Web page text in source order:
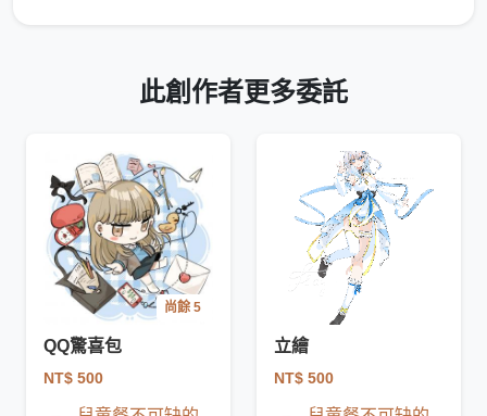
此創作者更多委託
尚餘 5
QQ驚喜包
NT$ 500
立繪
NT$ 500